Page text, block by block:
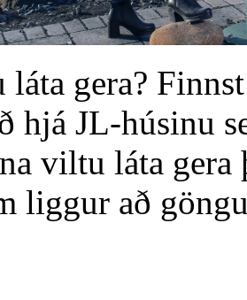
gera?
hjá JL-húsinu
viltu láta
liggur að